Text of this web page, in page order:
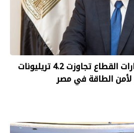
وزير الكهرباء: استثمارات القطاع تجاوزت 4.2 تريليونات
لأمن الطاقة في مصر